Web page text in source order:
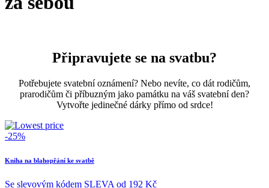
Připravujete se na svatbu?
Potřebujete svatební oznámení? Nebo nevíte, co dát rodičům,
prarodičům či příbuzným jako památku na váš svatební den?
Vytvořte jedinečné dárky přímo od srdce!
-25%
Kniha na blahopřání ke svatbě
Se slevovým kódem SLEVA od 192 Kč